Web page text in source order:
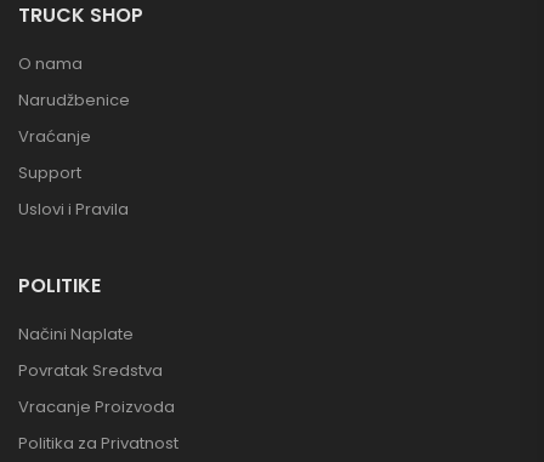
TRUCK SHOP
O nama
Narudžbenice
Vraćanje
Support
Uslovi i Pravila
POLITIKE
Načini Naplate
Povratak Sredstva
Vracanje Proizvoda
Politika za Privatnost